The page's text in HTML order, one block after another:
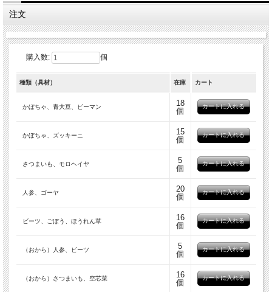
ていただけます。
しっとりやわらかな食感で、歯の少ない子やシニア犬に
もおすすめです。
食材の香りを感じ、「嗅いで楽しい」「食べて美味し
い」豊かな食事の時間をお楽しみください。
原材料
具材
らを使用しています
※使用する食材は季節や仕入れ状況により異なります
※商品ラベルに当該商品の原材料を表示しております
ビーツに含まれる天然色素の影響により尿や便が赤みを
注文
購入数: 個
種類（具材） 在庫 カート
かぼちゃ、青大豆、ピーマン
18
個
かぼちゃ、ズッキーニ
15
個
さつまいも、モロヘイヤ
5
個
人参、ゴーヤ
20
個
ビーツ、ごぼう、ほうれん草
16
個
（おから）人参、ビーツ
5
個
（おから）さつまいも、空芯菜
16
個